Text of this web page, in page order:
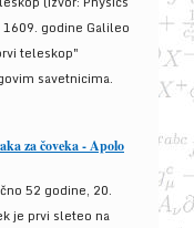
1609. godine Galileo
teleskop"
savetnicima.
za čoveka - Apolo
52 godine, 20.
je prvi sleteo na